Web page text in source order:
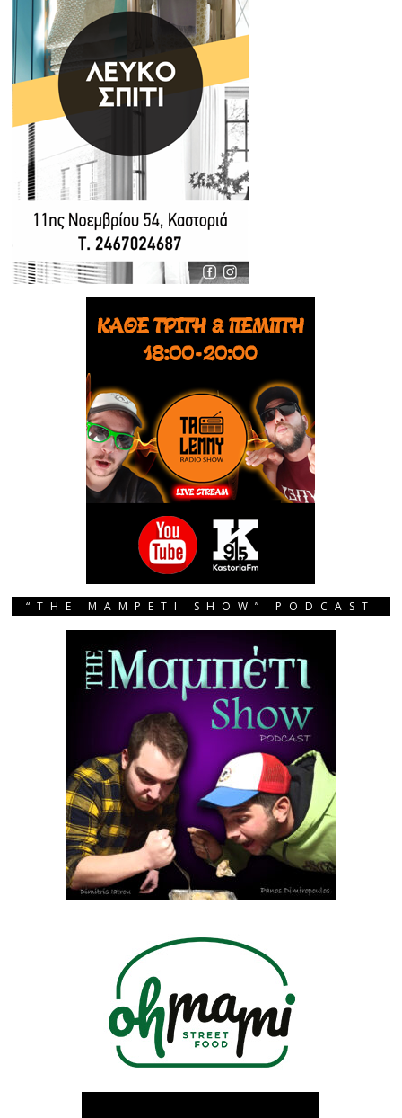
“THE MAMPETI SHOW” PODCAST